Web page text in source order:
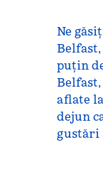
Ne
puțin
Belfast,
aflate
dejun
gustări